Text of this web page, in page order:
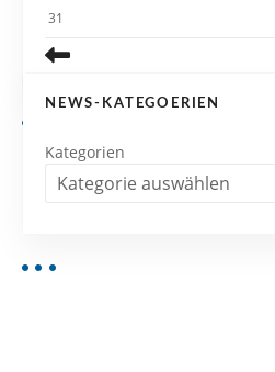
31
NEWS-KATEGOERIEN
Kategorien